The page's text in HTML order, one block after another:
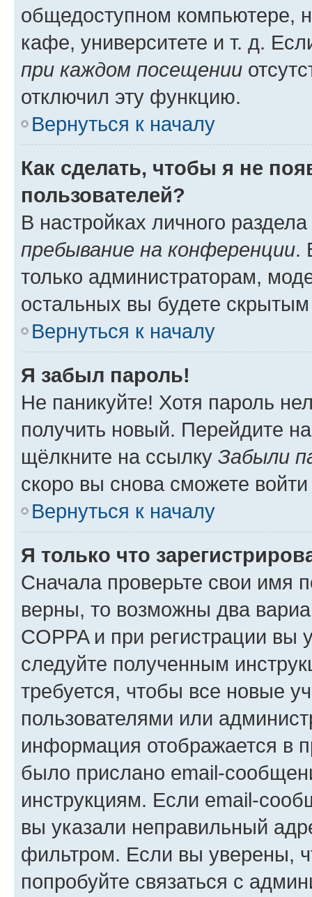
общедоступном компьютере,
кафе, университете и т. д.
при каждом посещении
отключил эту функцию.
Вернуться к началу
Как сделать, чтобы я не
пользователей?
В настройках личного
пребывание на конференции.
только администраторам,
остальных вы будете
Вернуться к началу
Я забыл пароль!
Не паникуйте! Хотя пароль
получить новый. Перейдите
щёлкните на ссылку Забыли
скоро вы снова сможете
Вернуться к началу
Я только что
Сначала проверьте свои имя
верны, то возможны два
COPPA и при регистрации вы
следуйте полученным
требуется, чтобы все новые
пользователями или
информация отображается в
было прислано email-
инструкциям. Если email-
вы указали неправильный
фильтром. Если вы уверены,
попробуйте связаться с